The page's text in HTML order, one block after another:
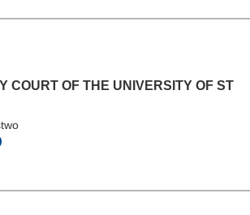
COURT OF THE UNIVERSITY OF ST